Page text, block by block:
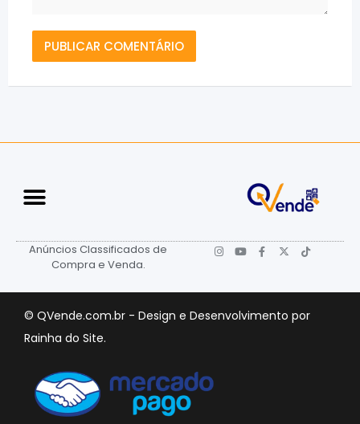
Anúncios Classificados de
Compra e Venda.
© QVende.com.br - Design e Desenvolvimento por
Rainha do Site.